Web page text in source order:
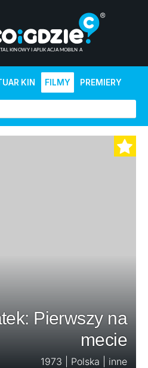
KIN FILMY PREMIERY
Pierwszy na
mecie
1973 | Polska | inne